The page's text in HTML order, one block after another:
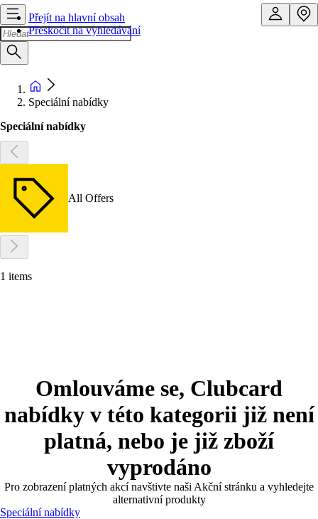
Přejít na hlavní obsah
Přeskočit na vyhledávání
Speciální nabídky
Speciální nabídky
All Offers
1 items
Omlouváme se, Clubcard
nabídky v této kategorii již není
platná, nebo je již zboží
vyprodáno
Pro zobrazení platných akcí navštivte naši Akční stránku a vyhledejte
alternativní produkty
Speciální nabídky